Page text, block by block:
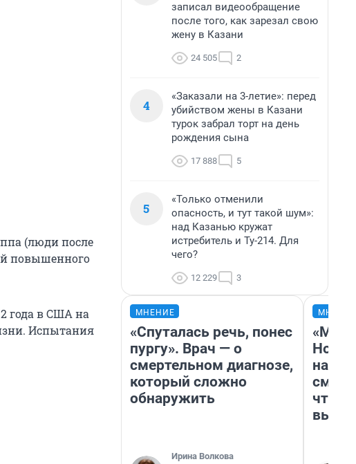
(люди после
повышенного
года в США на
Испытания
записал видеообращение
после того, как зарезал свою
жену в Казани
24 505 2
4
«Заказали на 3-летие»: перед
убийством жены в Казани
турок забрал торт на день
рождения сына
17 888 5
5
«Только отменили
опасность, и тут такой шум»:
над Казанью кружат
истребитель и Ту-214. Для
чего?
12 229 3
МНЕНИЕ
«Спуталась речь, понес
пургу». Врач — о
смертельном диагнозе,
который сложно
обнаружить
Ирина Волкова
«Мы